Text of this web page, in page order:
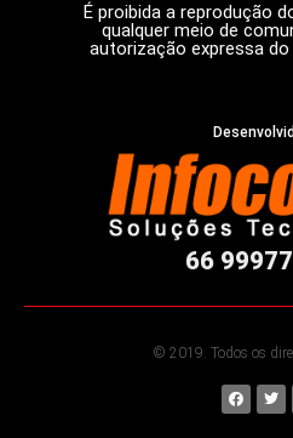
É proibida a reprodução
qualquer meio de
autorização expressa
66
© 2019. Todos os